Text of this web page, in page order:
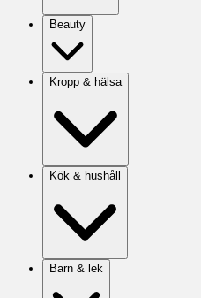
Beauty
Kropp & hälsa
Kök & hushåll
Barn & lek